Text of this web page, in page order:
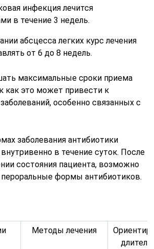
инфекция лечится
в течение 3 недель.
абсцесса легких курс лечения
от 6 до 8 недель.
максимальные сроки приема
как это может привести к
особенно связанных с
заболевания антибиотики
в течение суток. После
состояния пациента, возможно
формы антибиотиков.
Методы лечения